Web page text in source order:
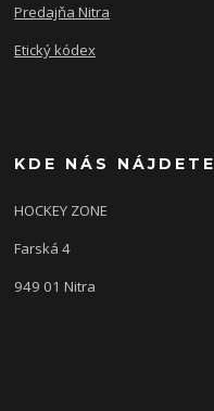
Predajňa Nitra
Etický kódex
KDE NÁS NÁJDETE
HOCKEY ZONE
Farská 4
949 01 Nitra